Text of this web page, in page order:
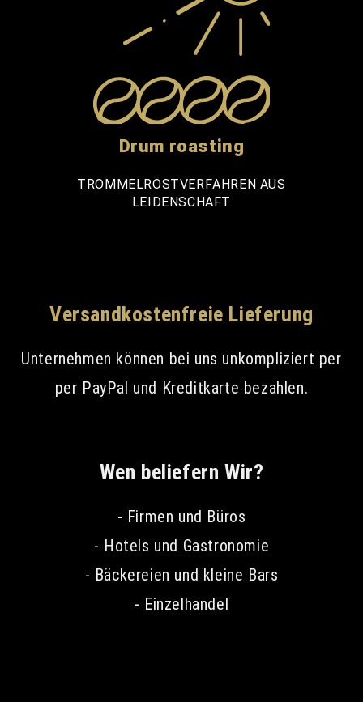
Drum roasting
TROMMELRÖSTVERFAHREN AUS
LEIDENSCHAFT
Versandkostenfreie Lieferung
Unternehmen können bei uns unkompliziert per
per PayPal und Kreditkarte bezahlen.
Wen beliefern Wir?
- Firmen und Büros
- Hotels und Gastronomie
- Bäckereien und kleine Bars
- Einzelhandel